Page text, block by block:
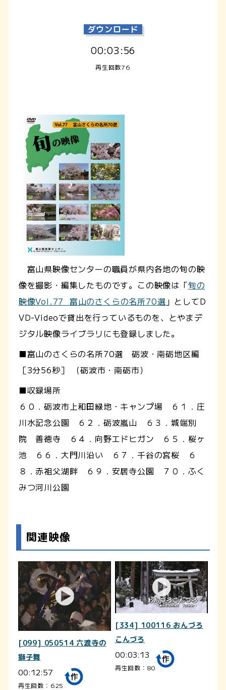
ダウンロード
00:03:56
再生回数76
富山県映像センターの職員が県内各地の旬の映
像を撮影・編集したものです。この映像は「旬の
映像Vol.77 富山のさくらの名所70選 」としてD
VD-Videoで貸出を行っているものを、とやまデ
ジタル映像ライブラリにも登録しました。
■富山のさくらの名所70選 砺波・南砺地区編
［3分56秒］ （砺波市・南砺市）
■収録場所
６０．砺波市上和田緑地・キャンプ場 ６１．庄
川水記念公園 ６２．砺波嵐山 ６３．城端別
院 善徳寺 ６４．向野エドヒガン ６５．桜ヶ
池 ６６．大門川沿い ６７．千谷の宮桜 ６
８．赤祖父湖畔 ６９．安居寺公園 ７０．ふく
みつ河川公園
関連映像
[099] 050514 六渡寺の
獅子舞
00:12:57
再生回数：625
[334] 100116 おんづろ
こんづろ
00:03:13
再生回数：80